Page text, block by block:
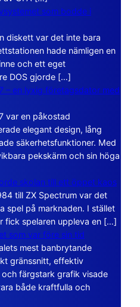
som bodde i
diskett var det inte bara
hade nämligen en
och ett eget
DOS gjorde […]
– en lyxig företagsdator med
var en påkostad
elegant design, lång
säkerhetsfunktioner. Med
pekskärm och sin höga
skolan till ett öppet kaos
till ZX Spectrum var det
spel på marknaden. I stället
fick spelaren uppleva en […]
som var före sin tid
mest banbrytande
gränssnitt, effektiv
färgstark grafik visade
både kraftfulla och